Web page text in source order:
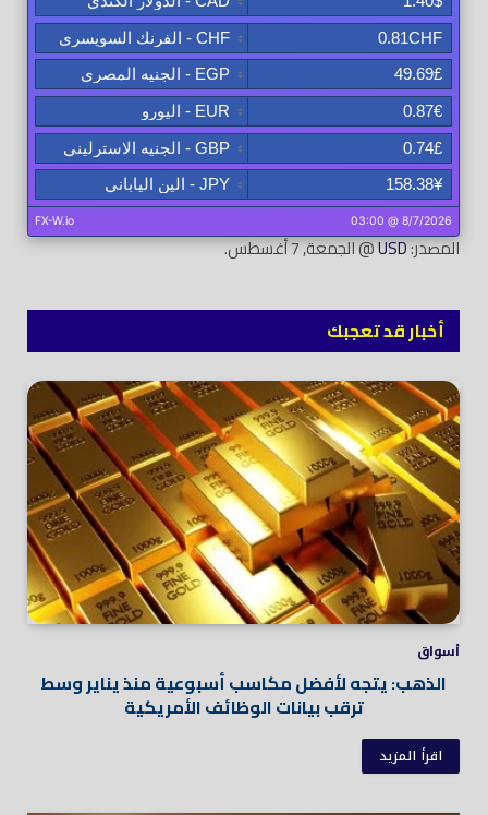
المصدر:USD@ الجمعة, 7 أغسطس.
أخبار قد تعجبك
أسواق
الذهب: يتجه لأفضل مكاسب أسبوعية منذ يناير وسط
ترقب بيانات الوظائف الأمريكية
اقرأ المزيد